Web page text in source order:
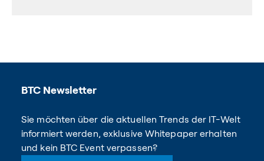
BTC Newsletter
Sie möchten über die aktuellen Trends der IT-Welt
informiert werden, exklusive Whitepaper erhalten
und kein BTC Event verpassen?